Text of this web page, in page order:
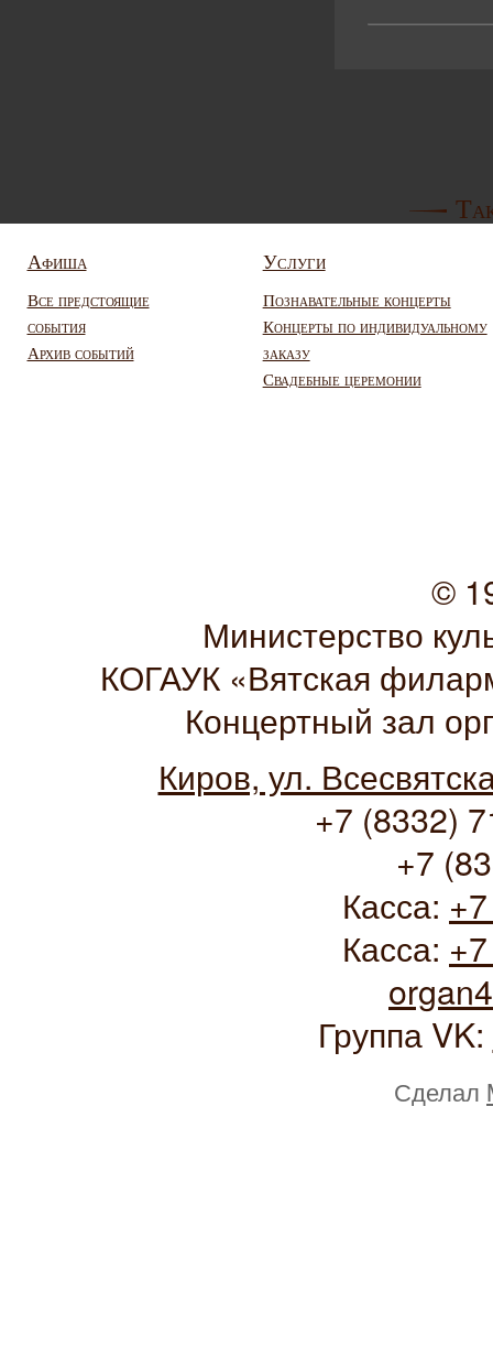
Афиша
Все предстоящие
события
Архив событий
Услуги
Познавательные концерты
Концерты по индивидуальному
заказу
Свадебные церемонии
©
Министерство
КОГАУК «Вятская
Концертный зал
Киров, ул.
+7 (8332)
+7
Касса:
Касса:
Группа VK:
Сделал